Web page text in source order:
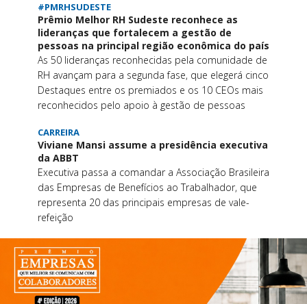
#PMRHSUDESTE
Prêmio Melhor RH Sudeste reconhece as
lideranças que fortalecem a gestão de
pessoas na principal região econômica do país
As 50 lideranças reconhecidas pela comunidade de
RH avançam para a segunda fase, que elegerá cinco
Destaques entre os premiados e os 10 CEOs mais
reconhecidos pelo apoio à gestão de pessoas
CARREIRA
Viviane Mansi assume a presidência executiva
da ABBT
Executiva passa a comandar a Associação Brasileira
das Empresas de Benefícios ao Trabalhador, que
representa 20 das principais empresas de vale-
refeição